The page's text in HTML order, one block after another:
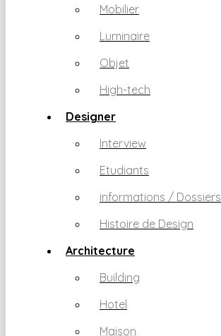
Mobilier
Luminaire
Objet
High-tech
Designer
Interview
Etudiants
informations / Dossiers
Histoire de Design
Architecture
Building
Hotel
Maison